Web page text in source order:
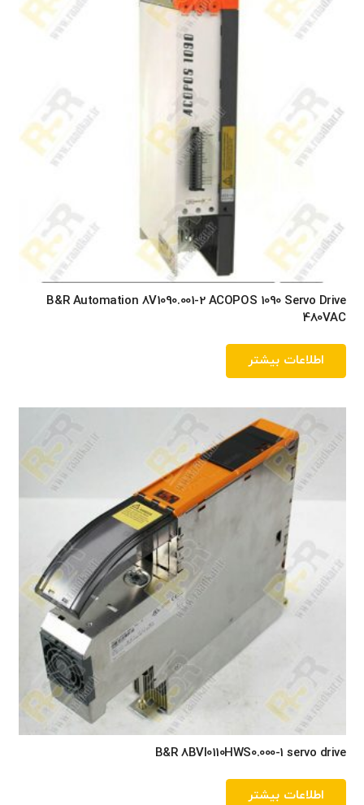
B&R Automation 8V1090.001-2 ACOPOS 1090 Servo Drive
480VAC
اطلاعات بیشتر
B&R 8BVI0110HWS0.000-1 servo drive
اطلاعات بیشتر